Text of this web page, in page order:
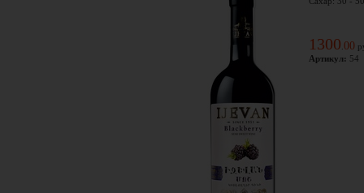
1300 00
Артикул: 54